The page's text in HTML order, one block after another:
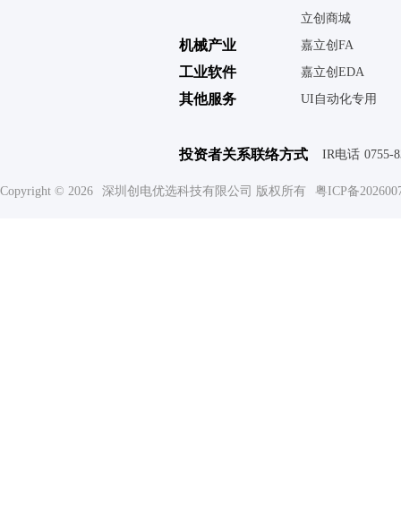
立创商城
机械产业 嘉立创FA
工业软件 嘉立创EDA
其他服务 UI自动化专用
投资者关系联络方式 IR电话 0755-
Copyright © 2026 深圳创电优选科技有限公司 版权所有 粤ICP备